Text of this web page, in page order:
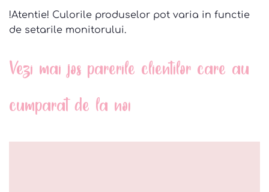
!Atentie! Culorile produselor pot varia in functie
de setarile monitorului.
Vezi mai jos parerile clientilor care au
cumparat de la noi